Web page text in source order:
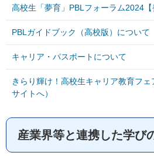
高校生「夢育」PBLフォーラム2024【
PBLガイドブック（高校版）について
キャリア・パスポートについて
きらり輝け！高校生キャリア教育フ
サイトへ）
産業界等と連携した学び